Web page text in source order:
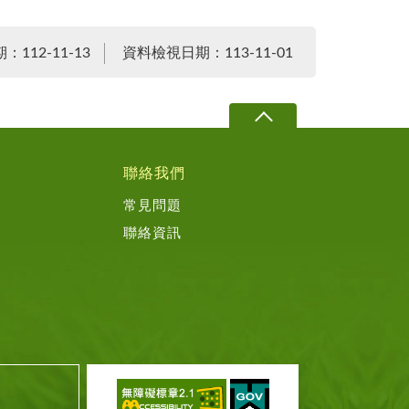
：112-11-13 資料檢視日期：113-11-01
聯絡我們
常見問題
聯絡資訊